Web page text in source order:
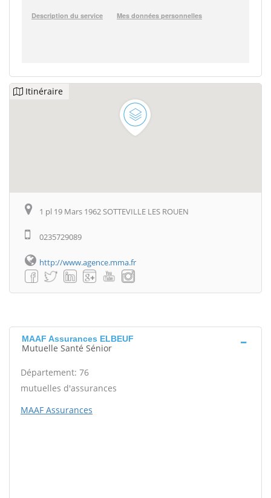
Itinéraire
1 pl 19 Mars 1962 SOTTEVILLE LES ROUEN
0235729089
http://www.agence.mma.fr
MAAF Assurances ELBEUF
Mutuelle Santé Sénior
Département: 76
mutuelles d'assurances
MAAF Assurances